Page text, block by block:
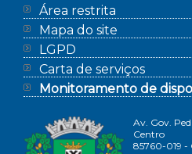
Área restrita
Mapa do site
LGPD
Carta de serviços
Monitoramento de
Av. Gov.
Centro
85760-019 -